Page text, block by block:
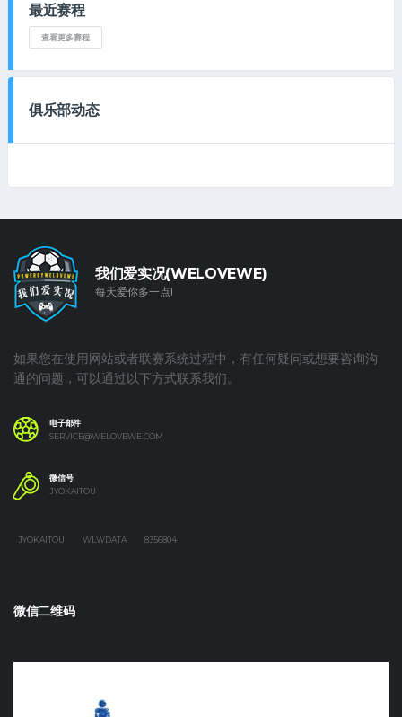
最近赛程
查看更多赛程
俱乐部动态
我们爱实况(WELOVEWE)
每天爱你多一点!
如果您在使用网站或者联赛系统过程中，有任何疑问或想要咨询沟
通的问题，可以通过以下方式联系我们。
电子邮件
SERVICE@WELOVEWE.COM
微信号
JYOKAITOU
JYOKAITOU WLWDATA 8356804
微信二维码